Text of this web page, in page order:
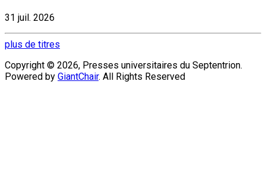
31 juil. 2026
plus de titres
Copyright © 2026, Presses universitaires du Septentrion.
Powered by GiantChair. All Rights Reserved